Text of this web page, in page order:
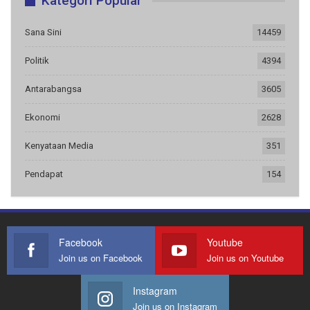
Sana Sini 14459
Politik 4394
Antarabangsa 3605
Ekonomi 2628
Kenyataan Media 351
Pendapat 154
Facebook
Join us on Facebook
Youtube
Join us on Youtube
Instagram
Join us on Instagram